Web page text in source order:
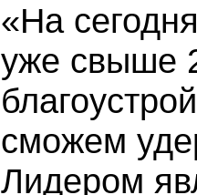
«На
уже свыше
сможем
Лидером